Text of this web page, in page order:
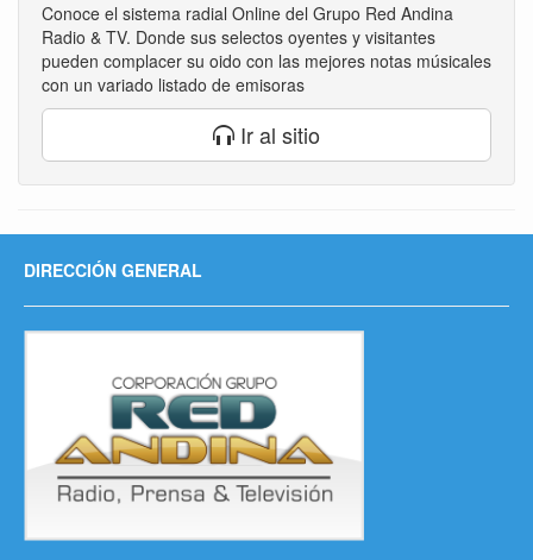
Conoce el sistema radial Online del Grupo Red Andina
Radio & TV. Donde sus selectos oyentes y visitantes
pueden complacer su oido con las mejores notas músicales
con un variado listado de emisoras
Ir al sitio
DIRECCIÓN GENERAL